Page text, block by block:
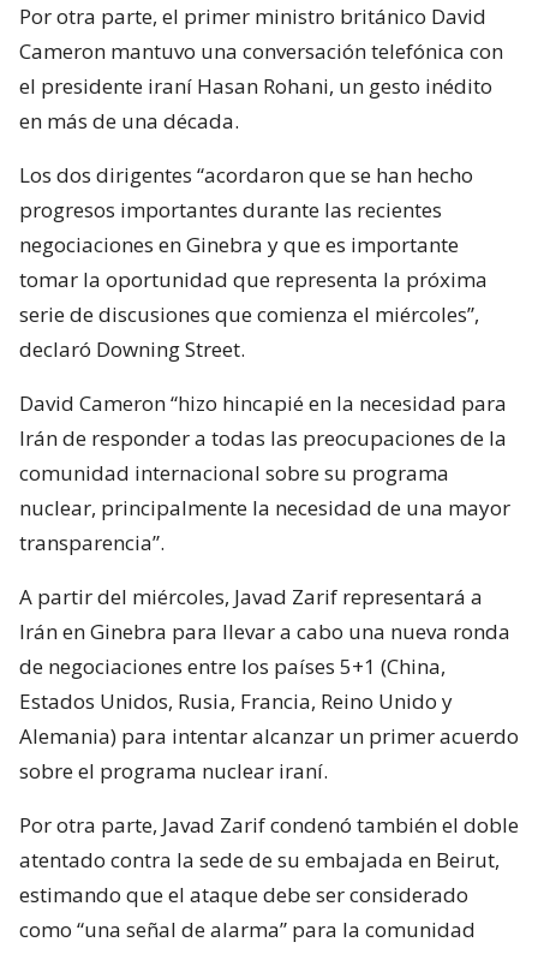
Por otra parte, el primer ministro británico David
Cameron mantuvo una conversación telefónica con
el presidente iraní Hasan Rohani, un gesto inédito
en más de una década.
Los dos dirigentes “acordaron que se han hecho
progresos importantes durante las recientes
negociaciones en Ginebra y que es importante
tomar la oportunidad que representa la próxima
serie de discusiones que comienza el miércoles”,
declaró Downing Street.
David Cameron “hizo hincapié en la necesidad para
Irán de responder a todas las preocupaciones de la
comunidad internacional sobre su programa
nuclear, principalmente la necesidad de una mayor
transparencia”.
A partir del miércoles, Javad Zarif representará a
Irán en Ginebra para llevar a cabo una nueva ronda
de negociaciones entre los países 5+1 (China,
Estados Unidos, Rusia, Francia, Reino Unido y
Alemania) para intentar alcanzar un primer acuerdo
sobre el programa nuclear iraní.
Por otra parte, Javad Zarif condenó también el doble
atentado contra la sede de su embajada en Beirut,
estimando que el ataque debe ser considerado
como “una señal de alarma” para la comunidad